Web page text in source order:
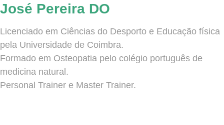
José Pereira DO
Licenciado em Ciências do Desporto e Educação física
pela Universidade de Coimbra.
Formado em Osteopatia pelo colégio português de
medicina natural.
Personal Trainer e Master Trainer.